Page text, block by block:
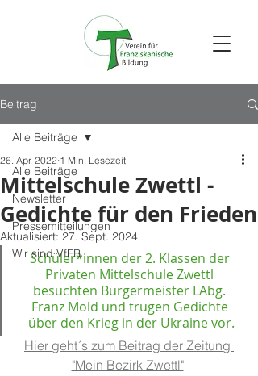
Beitrag
Alle Beiträge
Newsletter
Pressemitteilungen
Wir sind VfFB
Alle Beiträge
Mittelschule Zwettl -
Gedichte für den Frieden
26. Apr. 2022 1 Min. Lesezeit
Aktualisiert: 27. Sept. 2024
Schüler*innen der 2. Klassen der
Privaten Mittelschule Zwettl
besuchten Bürgermeister LAbg.
Franz Mold und trugen Gedichte
über den Krieg in der Ukraine vor.
Hier geht´s zum Beitrag der Zeitung
"Mein Bezirk Zwettl"